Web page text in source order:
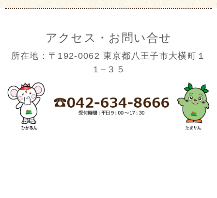
アクセス・お問い合せ
所在地：〒192-0062 東京都八王子市大横町１
１−３５